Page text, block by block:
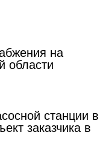
на
области
станции в
заказчика в